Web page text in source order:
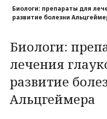
Финансы
Наука
Культура
Общество
Политика
Биологи: препараты для
развитие болезни
Биологи:
лечения
развитие
Альцгеймера